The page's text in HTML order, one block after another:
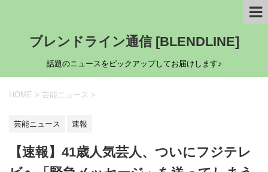
ブレンドライン通信 [BLENDLINE]
話題のニュースをピックアップしてお届けします♪
HOME > 芸能ニュース >
芸能ニュース 速報
【速報】41歳人気芸人、ついにフジテレ